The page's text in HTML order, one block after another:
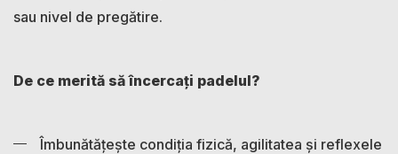
sau nivel de pregătire.
De ce merită să încercați padelul?
Îmbunătățește condiția fizică, agilitatea și reflexele